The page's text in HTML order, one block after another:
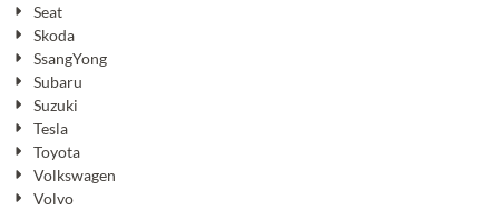
Seat
Skoda
SsangYong
Subaru
Suzuki
Tesla
Toyota
Volkswagen
Volvo